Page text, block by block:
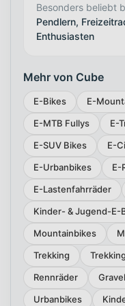
Besonders beliebt
Pendlern,
Enthusiasten
Mehr von Cube
E-Bikes E-
E-MTB Fullys
E-
E-SUV Bikes
E-
E-Urbanbikes
E-
E-Lastenfahrräder
Kinder- & Jugend-E-
Mountainbikes
Trekking
Rennräder
Urbanbikes